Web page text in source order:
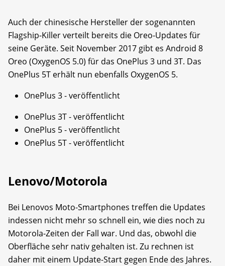
Auch der chinesische Hersteller der sogenannten
Flagship-Killer verteilt bereits die Oreo-Updates für
seine Geräte. Seit November 2017 gibt es Android 8
Oreo (OxygenOS 5.0) für das OnePlus 3 und 3T. Das
OnePlus 5T erhält nun ebenfalls OxygenOS 5.
OnePlus 3 - veröffentlicht
OnePlus 3T - veröffentlicht
OnePlus 5 - veröffentlicht
OnePlus 5T - veröffentlicht
Lenovo/Motorola
Bei Lenovos Moto-Smartphones treffen die Updates
indessen nicht mehr so schnell ein, wie dies noch zu
Motorola-Zeiten der Fall war. Und das, obwohl die
Oberfläche sehr nativ gehalten ist. Zu rechnen ist
daher mit einem Update-Start gegen Ende des Jahres.